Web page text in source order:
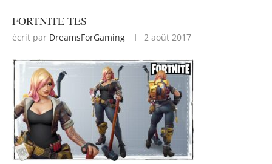
FORTNITE TES
écrit par DreamsForGaming 2 août 2017